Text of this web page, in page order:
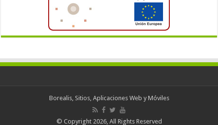
Borealis, Sitios, Aplicaciones Web y Móviles
© Copyright 2026, All Rights Reserved